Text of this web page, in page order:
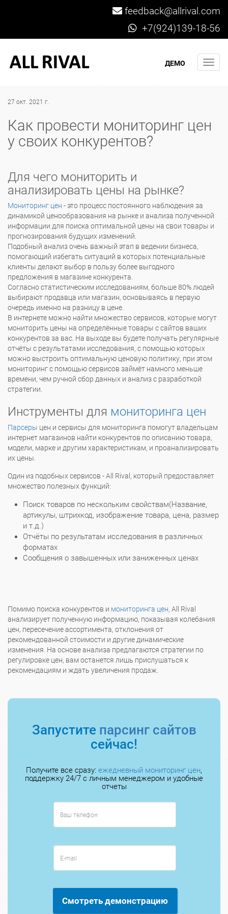
feedback@allrival.com
+7(924)139-18-56
ДЕМО
27 окт. 2021 г.
Как провести мониторинг цен
у своих конкурентов?
Для чего мониторить и
анализировать цены на рынке?
Мониторинг цен - это процесс постоянного наблюдения за
динамикой ценообразования на рынке и анализа полученной
информации для поиска оптимальной цены на свои товары и
прогнозирования будущих изменений.
Подобный анализ очень важный этап в ведении бизнеса,
помогающий избегать ситуаций в которых потенциальные
клиенты делают выбор в пользу более выгодного
предложения в магазине конкурента.
Согласно статистическим исследованиям, больше 80% людей
выбирают продавца или магазин, основываясь в первую
очередь именно на разницу в цене.
В интернете можно найти множество сервисов, которые могут
мониторить цены на определённые товары с сайтов ваших
конкурентов за вас. На выходе вы будете получать регулярные
отчёты с результатами исследования, с помощью которых
можно выстроить оптимальную ценовую политику, при этом
мониторинг с помощью сервисов займёт намного меньше
времени, чем ручной сбор данных и анализ с разработкой
стратегии.
Инструменты для мониторинга цен
Парсеры цен и сервисы для мониторинга помогут владельцам
интернет магазинов найти конкурентов по описанию товара,
модели, марке и другим характеристикам, и проанализировать
их цены.
Один из подобных сервисов - All Rival, который предоставляет
множество полезных функций:
Поиск товаров по нескольким свойствам(Название,
артикулы, штрихкод, изображение товара, цена, размер
и т.д.)
Отчёты по результатам исследования в различных
форматах
Сообщения о завышенных или заниженных ценах
Помимо поиска конкурентов и мониторинга цен, All Rival
анализирует полученную информацию, показывая колебания
цен, пересечение ассортимента, отклонения от
рекомендованной стоимости и другие динамические
изменения. На основе анализа предлагаются стратегии по
регулировке цен, вам останется лишь прислушаться к
рекомендациям и ждать увеличения продаж.
Запустите парсинг сайтов
сейчас!
Получите все сразу: ежедневный мониторинг цен,
поддержку 24/7 с личным менеджером и удобные
отчеты
Смотреть демонстрацию